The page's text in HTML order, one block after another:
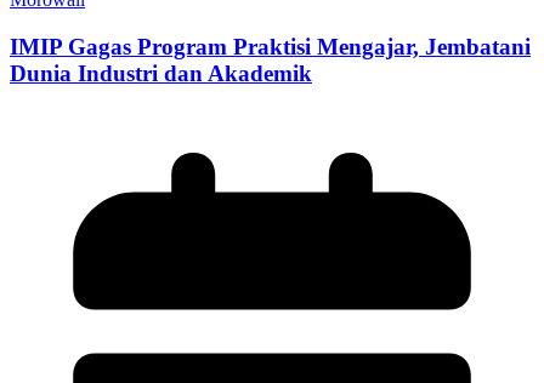
IMIP Gagas Program Praktisi Mengajar, Jembatani
Dunia Industri dan Akademik